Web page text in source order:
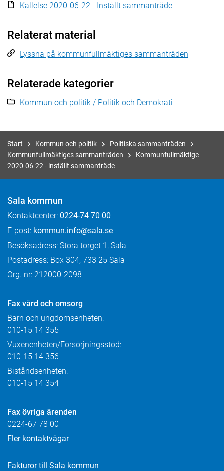
Kallelse 2020-06-22 - Inställt sammanträde
Relaterat material
Lyssna på kommunfullmäktiges sammanträden
Relaterade kategorier
Kommun och politik / Politik och Demokrati
Start Kommun och politik
Politiska sammanträden
Kommunfullmäktiges sammanträden
Kommunfullmäktige
2020-06-22 - inställt sammanträde
Sala kommun
Kontaktcenter: 0224-74 70 00
E-post: kommun.info@sala.se
Besöksadress: Stora torget 1, Sala
Postadress: Box 304, 733 25 Sala
Org. nr: 212000-2098
Fax vård och omsorg
Barn och ungdomsenheten:
010-15 14 355
Vuxenenheten/Försörjningsstöd:
010-15 14 356
Biståndsenheten:
010-15 14 354
Fax övriga ärenden
0224-67 78 00
Fler kontaktvägar
Fakturor till Sala kommun